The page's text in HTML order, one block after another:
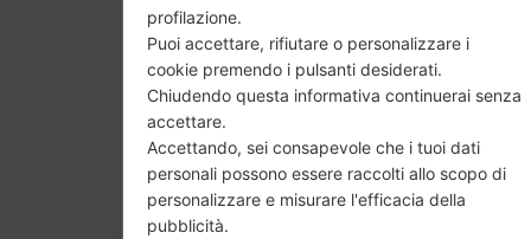
profilazione.
Puoi accettare, rifiutare o personalizzare i
cookie premendo i pulsanti desiderati.
Chiudendo questa informativa continuerai senza
accettare.
Accettando, sei consapevole che i tuoi dati
personali possono essere raccolti allo scopo di
personalizzare e misurare l'efficacia della
pubblicità.